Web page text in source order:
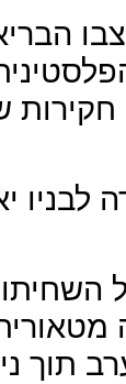
חקירות
תוך